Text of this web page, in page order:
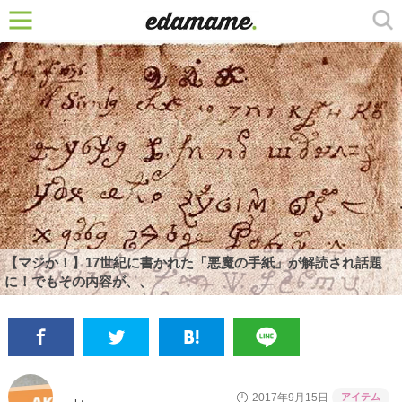
【マジか！】17世紀に書かれた「悪魔の手紙」が解読され話題
に！でもその内容が、、
2017年9月15日 アイテム